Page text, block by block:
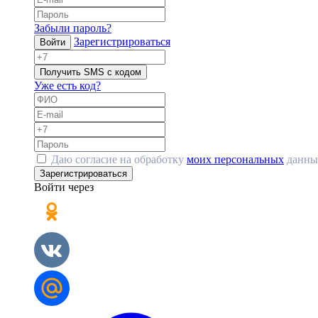
Забыли пароль?
Войти Зарегистрироваться
Получить SMS с кодом
Уже есть код?
Даю согласие на обработку моих персональных
Зарегистрироваться
Войти через